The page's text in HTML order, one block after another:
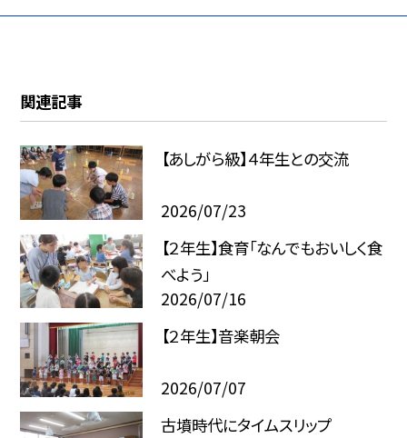
関連記事
【あしがら級】４年生との交流
2026/07/23
【２年生】食育「なんでもおいしく食
べよう」
2026/07/16
【２年生】音楽朝会
2026/07/07
古墳時代にタイムスリップ